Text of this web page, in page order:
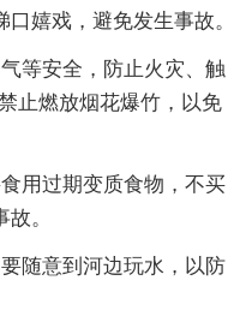
嬉戏，避免发生事故。
等安全，防止火灾、触
止燃放烟花爆竹，以免
用过期变质食物，不买
。
随意到河边玩水，以防